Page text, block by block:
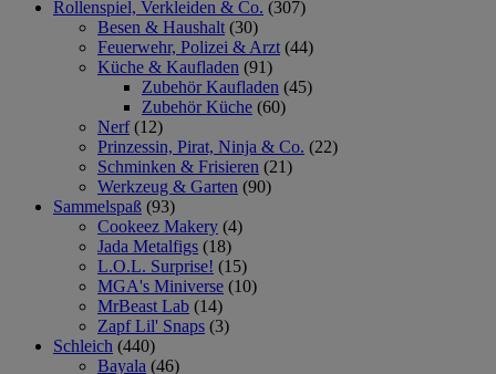
Rollenspiel, Verkleiden & Co. (307)
Besen & Haushalt (30)
Feuerwehr, Polizei & Arzt (44)
Küche & Kaufladen (91)
Zubehör Kaufladen (45)
Zubehör Küche (60)
Nerf (12)
Prinzessin, Pirat, Ninja & Co. (22)
Schminken & Frisieren (21)
Werkzeug & Garten (90)
Sammelspaß (93)
Cookeez Makery (4)
Jada Metalfigs (18)
L.O.L. Surprise! (15)
MGA's Miniverse (10)
MrBeast Lab (14)
Zapf Lil' Snaps (3)
Schleich (440)
Bayala (46)